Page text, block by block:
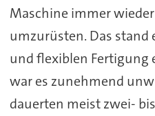
Maschine immer
umzurüsten. Das stand
und flexiblen Fertigung
war es zunehmend
dauerten meist zwei-